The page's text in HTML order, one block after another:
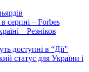
серпні – Forbes
– Резніков
доступні в “Дії”
статус для України і